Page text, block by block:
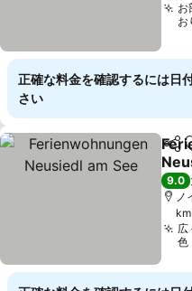
お
お
正確な料金を確認するには日
さい
シェ
料9.0
ノ
km
広
色